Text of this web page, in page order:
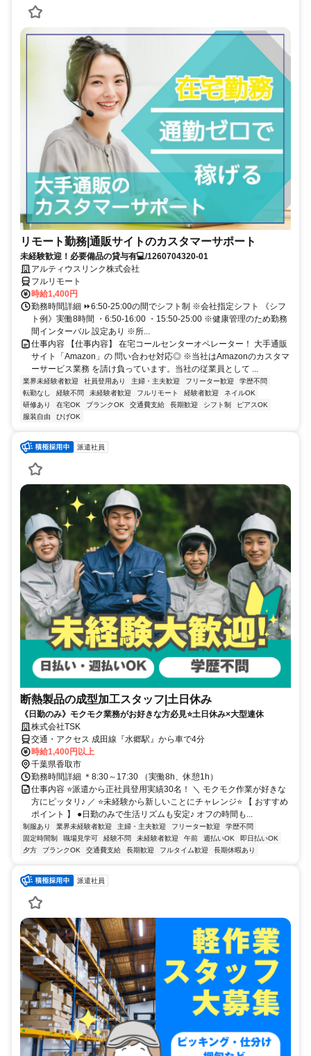
リモート勤務|通販サイトのカスタマーサポート
未経験歓迎！必要備品の貸与有💻/1260704320-01
アルティウスリンク株式会社
フルリモート
時給1,400円
勤務時間詳細 ⏩6:50-25:00の間でシフト制 ※会社指定シフト 《シフ
ト例》実働8時間 ・6:50-16:00 ・15:50-25:00 ※健康管理のため勤務
間インターバル 設定あり ※所...
仕事内容 【仕事内容】 在宅コールセンターオペレーター！ 大手通販
サイト「Amazon」の 問い合わせ対応◎ ※当社はAmazonのカスタマ
ーサービス業務 を請け負っています。当社の従業員として ...
業界未経験者歓迎 社員登用あり 主婦・主夫歓迎 フリーター歓迎
学歴不問
転勤なし
経験不問 未経験者歓迎 フルリモート 経験者歓迎
ネイルOK
研修あり
在宅OK ブランクOK 交通費支給 長期歓迎 シフト制
ピアスOK
服装自由
ひげOK
派遣社員
断熱製品の成型加工スタッフ|土日休み
《日勤のみ》モクモク業務がお好きな方必見⭐土日休み×大型連休
株式会社TSK
交通・アクセス 成田線『水郷駅』から車で4分
時給1,400円以上
千葉県香取市
勤務時間詳細 ＊8:30～17:30 （実働8h、休憩1h）
仕事内容 ⭐派遣から正社員登用実績30名！ ＼ モクモク作業が好きな
方にピッタリ♪ ／ ⭐未経験から新しいことにチャレンジ⭐ 【 おすすめ
ポイント 】 ●日勤のみで生活リズムも安定♪ オフの時間も...
制服あり 業界未経験者歓迎 主婦・主夫歓迎 フリーター歓迎
学歴不問
固定時間制
職場見学可 経験不問 未経験者歓迎 午前 週払いOK
即日払いOK
夕方
ブランクOK 交通費支給 長期歓迎 フルタイム歓迎 長期休暇あり
派遣社員